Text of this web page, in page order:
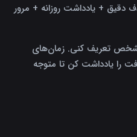
دقیق + یادداشت روزانه + مرور
تعریف کنی. زمان‌های
را یادداشت کن تا متوجه